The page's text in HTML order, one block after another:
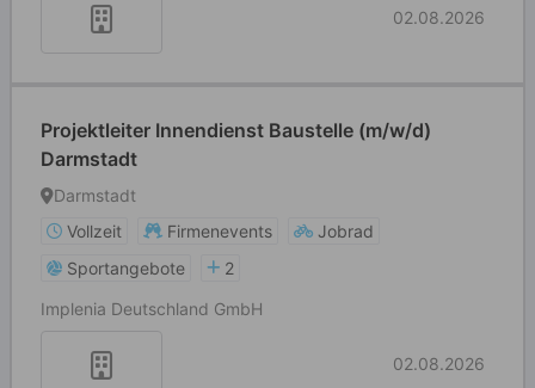
02.08.2026
Projektleiter Innendienst Baustelle (m/w/d)
Darmstadt
Darmstadt
Vollzeit
Firmenevents
Jobrad
Sportangebote
2
Implenia Deutschland GmbH
02.08.2026